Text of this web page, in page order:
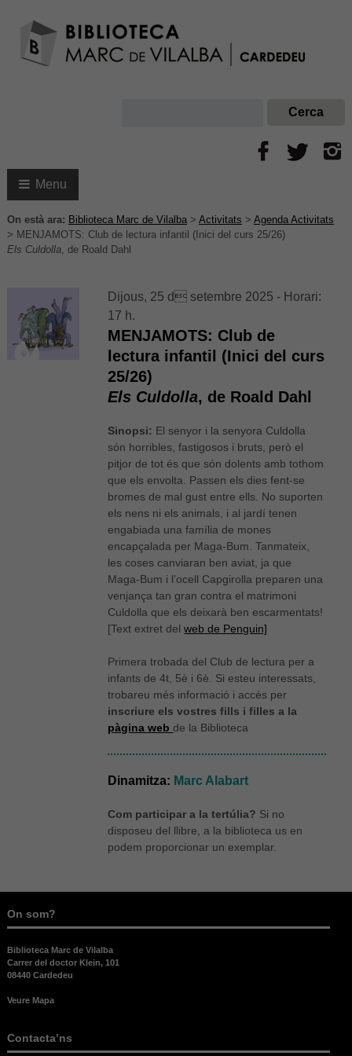
Menu
On està ara: Biblioteca Marc de Vilalba> Activitats > Agenda Activitats
> MENJAMOTS: Club de lectura infantil (Inici del curs 25/26)
Els Culdolla, de Roald Dahl
Dijous, 25 d setembre 2025 - Horari:
17 h.
MENJAMOTS: Club de
lectura infantil (Inici del curs
25/26)
Els Culdolla, de Roald Dahl
Sinopsi: El senyor i la senyora Culdolla
són horribles, fastigosos i bruts, però el
pitjor de tot és que són dolents amb tothom
que els envolta. Passen els dies fent-se
bromes de mal gust entre ells. No suporten
els nens ni els animals, i al jardí tenen
engabiada una família de mones
encapçalada per Maga-Bum. Tanmateix,
les coses canviaran ben aviat, ja que
Maga-Bum i l’ocell Capgirolla preparen una
venjança tan gran contra el matrimoni
Culdolla que els deixarà ben escarmentats!
[Text extret delweb de Penguin]
Primera trobada del Club de lectura per a
infants de 4t, 5è i 6è. Si esteu interessats,
trobareu més informació i accés per
inscriure els vostres fills i filles a la
pàgina webde la Biblioteca
Dinamitza: Marc Alabart
Com participar a la tertúlia? Si no
disposeu del llibre, a la biblioteca us en
podem proporcionar un exemplar.
On som?
Biblioteca Marc de Vilalba
Carrer del doctor Klein, 101
08440 Cardedeu
Veure Mapa
Contacta’ns
Necessàries